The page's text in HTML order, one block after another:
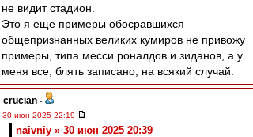
не видит стадион.
Это я еще примеры обосравшихся
общепризнанных великих кумиров не привожу
примеры, типа месси роналдов и зиданов, а у
меня все, блять записано, на всякий случай.
crucian -
30 июн 2025 22:19
naivniy » 30 июн 2025 20:39